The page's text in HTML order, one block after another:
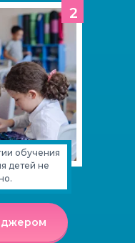
обучения
детей не
2